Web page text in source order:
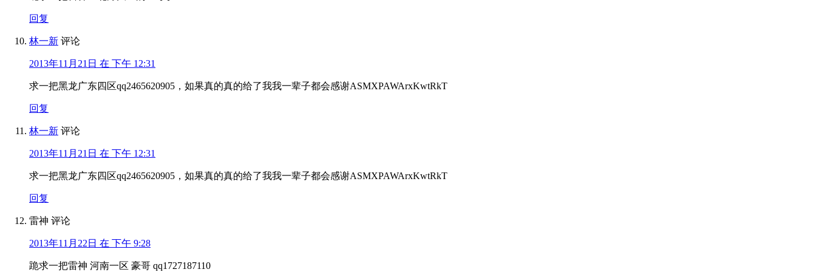
回复
林一新 评论
2013年11月21日 在 下午 12:31
求一把黑龙广东四区qq2465620905，如果真的真的给了我我一辈子都会感谢ASMXPAWArxKwtRkT
回复
林一新 评论
2013年11月21日 在 下午 12:31
求一把黑龙广东四区qq2465620905，如果真的真的给了我我一辈子都会感谢ASMXPAWArxKwtRkT
回复
雷神 评论
2013年11月22日 在 下午 9:28
跪求一把雷神 河南一区 豪哥 qq1727187110